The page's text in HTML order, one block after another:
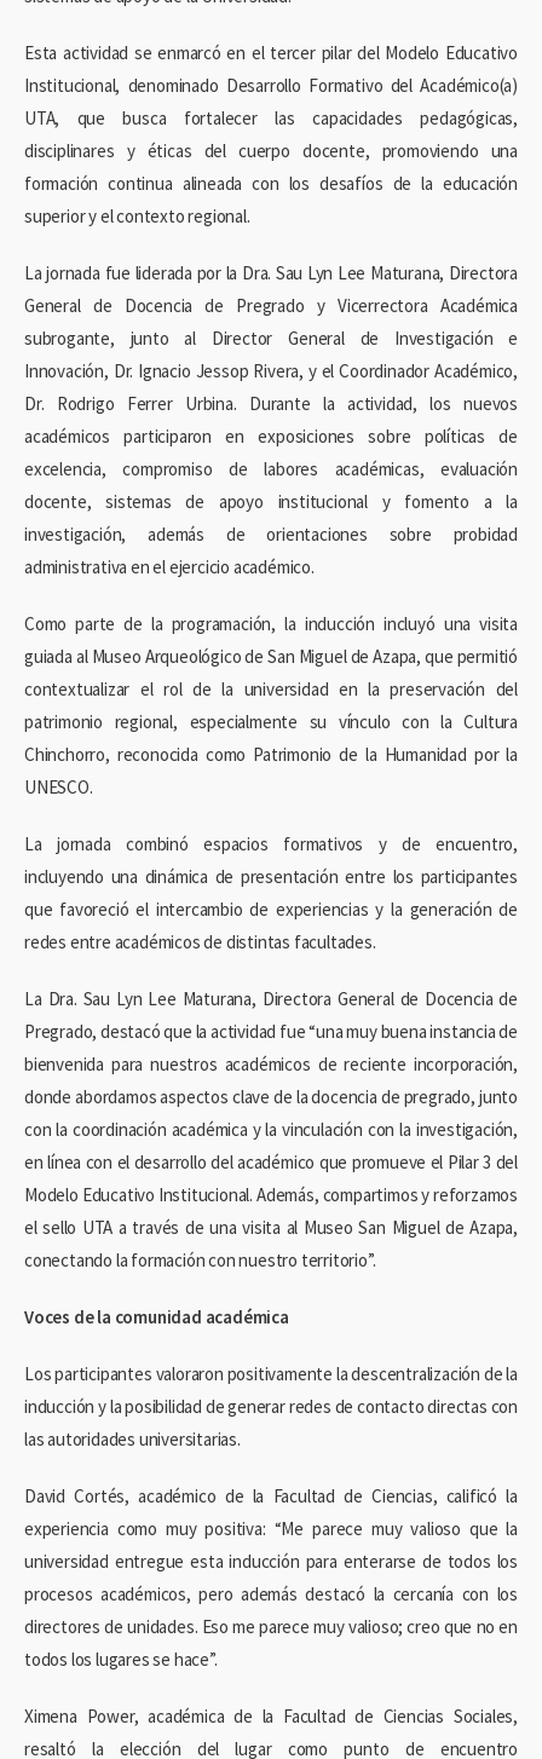
Esta actividad se enmarcó en el tercer pilar del Modelo Educativo
Institucional, denominado Desarrollo Formativo del Académico(a)
UTA, que busca fortalecer las capacidades pedagógicas,
disciplinares y éticas del cuerpo docente, promoviendo una
formación continua alineada con los desafíos de la educación
superior y el contexto regional.
La jornada fue liderada por la Dra. Sau Lyn Lee Maturana, Directora
General de Docencia de Pregrado y Vicerrectora Académica
subrogante, junto al Director General de Investigación e
Innovación, Dr. Ignacio Jessop Rivera, y el Coordinador Académico,
Dr. Rodrigo Ferrer Urbina. Durante la actividad, los nuevos
académicos participaron en exposiciones sobre políticas de
excelencia, compromiso de labores académicas, evaluación
docente, sistemas de apoyo institucional y fomento a la
investigación, además de orientaciones sobre probidad
administrativa en el ejercicio académico.
Como parte de la programación, la inducción incluyó una visita
guiada al Museo Arqueológico de San Miguel de Azapa, que permitió
contextualizar el rol de la universidad en la preservación del
patrimonio regional, especialmente su vínculo con la Cultura
Chinchorro, reconocida como Patrimonio de la Humanidad por la
UNESCO.
La jornada combinó espacios formativos y de encuentro,
incluyendo una dinámica de presentación entre los participantes
que favoreció el intercambio de experiencias y la generación de
redes entre académicos de distintas facultades.
La Dra. Sau Lyn Lee Maturana, Directora General de Docencia de
Pregrado, destacó que la actividad fue “una muy buena instancia de
bienvenida para nuestros académicos de reciente incorporación,
donde abordamos aspectos clave de la docencia de pregrado, junto
con la coordinación académica y la vinculación con la investigación,
en línea con el desarrollo del académico que promueve el Pilar 3 del
Modelo Educativo Institucional. Además, compartimos y reforzamos
el sello UTA a través de una visita al Museo San Miguel de Azapa,
conectando la formación con nuestro territorio”.
Voces de la comunidad académica
Los participantes valoraron positivamente la descentralización de la
inducción y la posibilidad de generar redes de contacto directas con
las autoridades universitarias.
David Cortés, académico de la Facultad de Ciencias, calificó la
experiencia como muy positiva: “Me parece muy valioso que la
universidad entregue esta inducción para enterarse de todos los
procesos académicos, pero además destacó la cercanía con los
directores de unidades. Eso me parece muy valioso; creo que no en
todos los lugares se hace”.
Ximena Power, académica de la Facultad de Ciencias Sociales,
resaltó la elección del lugar como punto de encuentro